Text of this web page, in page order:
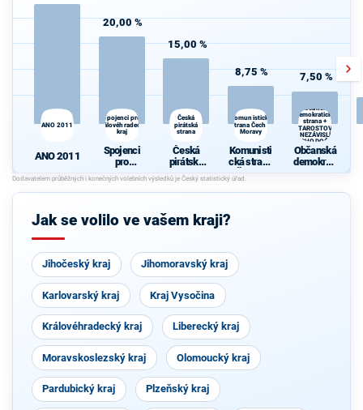
ANO 2011
ANO 2011
20,00 %
Spojenci pro
Královéhradecký
kraj
Spojenci
pro
Královéhra
decký kraj
15,00 %
Česká
pirátská
strana
Česká
pirátská
strana
8,75 %
Komunistická
strana Čech a
Moravy
Komunisti
cká strana
Čech a
Moravy
7,50 %
Občanská
demokratická
strana +
STAROSTOVÉ
A NEZÁVISLÍ a
VÝCHODOČEŠI
Občanská
demokrati
cká strana
STAROST
Jak se volilo ve vašem kraji?
Jihočeský kraj Jihomoravský kraj
Karlovarský kraj Kraj Vysočina
Královéhradecký kraj Liberecký kraj
Moravskoslezský kraj Olomoucký kraj
Pardubický kraj Plzeňský kraj